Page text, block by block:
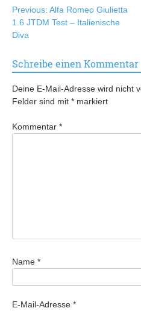
Beitragsnavigation
Previous: Alfa Romeo Giulietta
1.6 JTDM Test – Italienische
Diva
Schreibe einen Kommentar
Deine E-Mail-Adresse wird nicht
Felder sind mit * markiert
Kommentar *
Name *
E-Mail-Adresse *